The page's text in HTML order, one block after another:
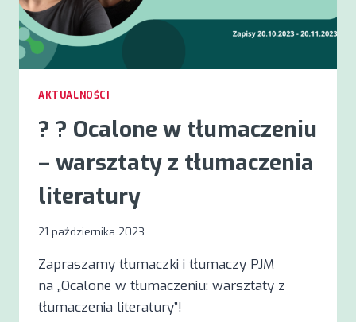
AKTUALNOŚCI
? ? Ocalone w tłumaczeniu
– warsztaty z tłumaczenia
literatury
21 października 2023
Zapraszamy tłumaczki i tłumaczy PJM
na „Ocalone w tłumaczeniu: warsztaty z
tłumaczenia literatury”!